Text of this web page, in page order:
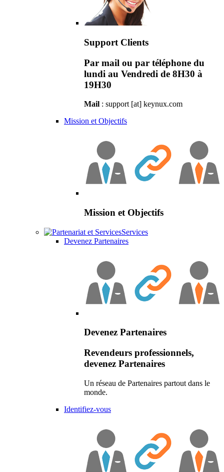
Support Clients
Par mail ou par téléphone du
lundi au Vendredi de 8H30 à
19H30
Mail : support [at] keynux.com
Mission et Objectifs
Mission et Objectifs
Services
Devenez Partenaires
Devenez Partenaires
Revendeurs professionnels,
devenez Partenaires
Un réseau de Partenaires partout dans le
monde.
Identifiez-vous